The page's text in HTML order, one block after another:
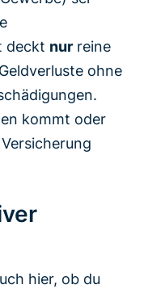
deckt nur reine
ohne
kommt oder
hier, ob du